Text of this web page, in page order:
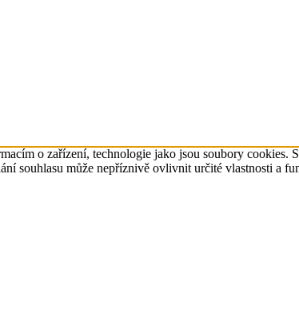
o zařízení, technologie jako jsou soubory cookies.
souhlasu může nepříznivě ovlivnit určité vlastnosti a